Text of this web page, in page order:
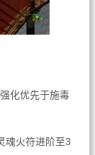
化优先于施毒
魂火符进阶至3